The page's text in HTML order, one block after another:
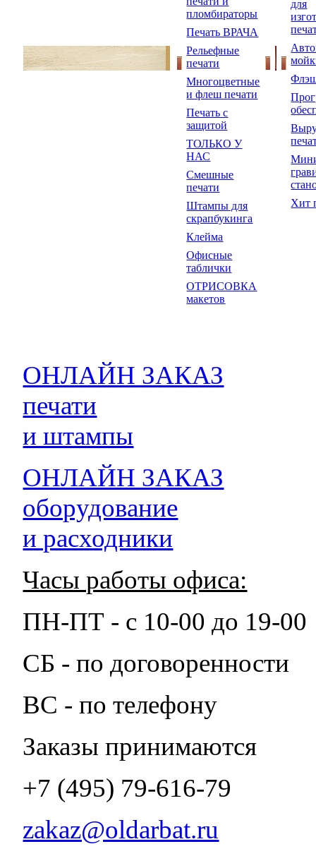
пломбираторы
Печать ВРАЧА
Рельефные
печати
Многоцветные
и флеш печати
Печать с
защитой
ТОЛЬКО У
НАС
Смешные
печати
Штампы для
скрапбукинга
Клейма
Офисные
таблички
ОТРИСОВКА
макетов
для
Хит
ОНЛАЙН ЗАКАЗ
печати
и штампы
ОНЛАЙН ЗАКАЗ
оборудование
и расходники
Часы работы офиса:
ПН-ПТ - с 10-00 до 19-00
СБ - по договоренности
ВС - по телефону
Заказы принимаются
+7 (495) 79-616-79
zakaz@oldarbat.ru